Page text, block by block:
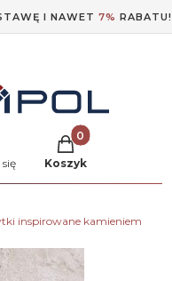
I NAWET 7% RABATU!
Produkty w
Koszyk
inspirowane kamieniem